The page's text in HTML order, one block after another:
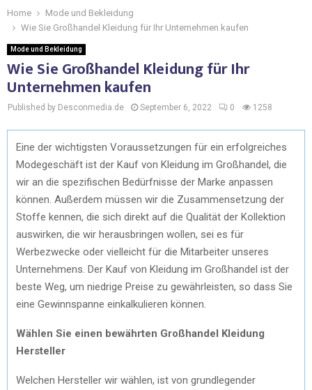
Home
Mode und Bekleidung
Wie Sie Großhandel Kleidung für Ihr Unternehmen kaufen
Mode und Bekleidung
Wie Sie Großhandel Kleidung für Ihr
Unternehmen kaufen
Published by Desconmedia.de September 6, 2022 0 1258
Eine der wichtigsten Voraussetzungen für ein erfolgreiches
Modegeschäft ist der Kauf von Kleidung im Großhandel, die
wir an die spezifischen Bedürfnisse der Marke anpassen
können. Außerdem müssen wir die Zusammensetzung der
Stoffe kennen, die sich direkt auf die Qualität der Kollektion
auswirken, die wir herausbringen wollen, sei es für
Werbezwecke oder vielleicht für die Mitarbeiter unseres
Unternehmens. Der Kauf von Kleidung im Großhandel ist der
beste Weg, um niedrige Preise zu gewährleisten, so dass Sie
eine Gewinnspanne einkalkulieren können.
Wählen Sie einen bewährten Großhandel Kleidung
Hersteller
Welchen Hersteller wir wählen, ist von grundlegender